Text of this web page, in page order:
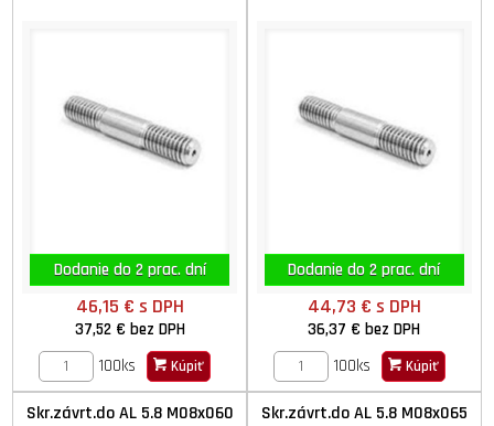
Dodanie do 2 prac. dní
46,15 € s DPH
37,52 € bez DPH
100ks
Kúpiť
Dodanie do 2 prac. dní
44,73 € s DPH
36,37 €bez DPH
100ks
Kúpiť
Skr.závrt.do AL 5.8 M08x060 Skr.závrt.do AL 5.8 M08x065